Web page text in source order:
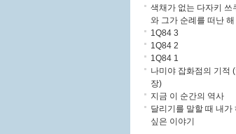
색채가 없는 다자키 쓰
와 그가 순례를 떠난 해
1Q84 3
1Q84 2
1Q84 1
나미야 잡화점의 기적
장)
지금 이 순간의 역사
달리기를 말할 때 내가
싶은 이야기